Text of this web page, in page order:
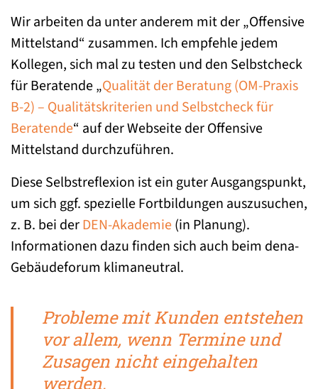
Wir arbeiten da unter anderem mit der „Offensive
Mittelstand“ zusammen. Ich empfehle jedem
Kollegen, sich mal zu testen und den Selbstcheck
für Beratende „Qualität der Beratung (OM-Praxis
B-2) – Qualitätskriterien und Selbstcheck für
Beratende“ auf der Webseite der Offensive
Mittelstand durchzuführen.
Diese Selbstreflexion ist ein guter Ausgangspunkt,
um sich ggf. spezielle Fortbildungen auszusuchen,
z. B. bei derDEN-Akademie(in Planung).
Informationen dazu finden sich auch beim dena-
Gebäudeforum klimaneutral.
Probleme mit Kunden entstehen
vor allem, wenn Termine und
Zusagen nicht eingehalten
werden.